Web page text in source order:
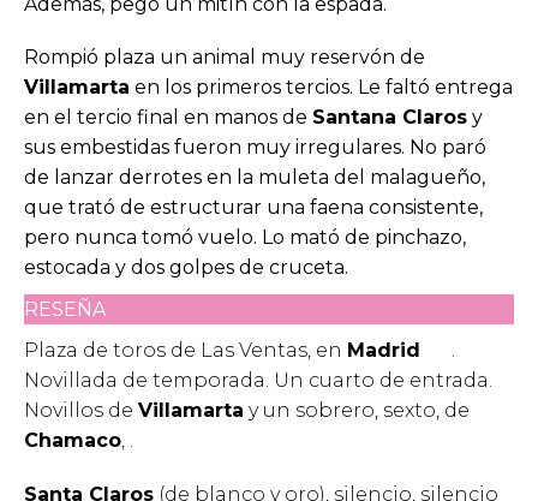
Rompió plaza un animal muy reservón de
Villamarta en los primeros tercios. Le faltó entrega
en el tercio final en manos de Santana Claros y
sus embestidas fueron muy irregulares. No paró
de lanzar derrotes en la muleta del malagueño,
que trató de estructurar una faena consistente,
pero nunca tomó vuelo. Lo mató de pinchazo,
estocada y dos golpes de cruceta.
RESEÑA
Plaza de toros de Las Ventas, en Madrid
.
Novillada de temporada. Un cuarto de entrada.
Novillos de Villamarta y un sobrero, sexto, de
Chamaco, .
Santa Claros (de blanco y oro), silencio, silencio